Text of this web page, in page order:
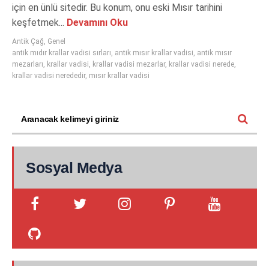
için en ünlü sitedir. Bu konum, onu eski Mısır tarihini
keşfetmek... Devamını Oku
Antik Çağ, Genel
antik mıdır krallar vadisi sırları, antik mısır krallar vadisi, antik mısır
mezarları, krallar vadisi, krallar vadisi mezarlar, krallar vadisi nerede,
krallar vadisi nerededir, mısır krallar vadisi
Sosyal Medya